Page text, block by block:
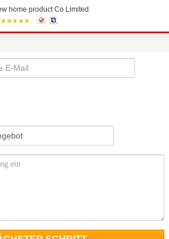
home product Co Limited